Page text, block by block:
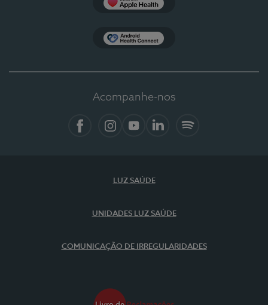
Acompanhe-nos
LUZ SAÚDE
UNIDADES LUZ SAÚDE
COMUNICAÇÃO DE IRREGULARIDADES